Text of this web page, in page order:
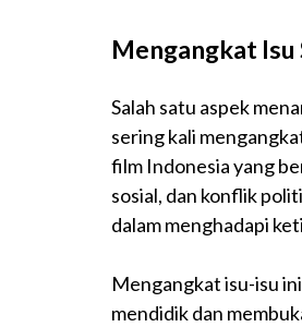
Mengangkat Isu
Salah satu aspek
sering kali
film Indonesia yang
sosial, dan konflik
dalam menghadapi
Mengangkat isu-isu
mendidik dan